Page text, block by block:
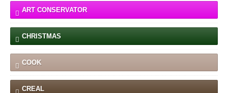
ART CONSERVATOR
CHRISTMAS
COOK
CREAL